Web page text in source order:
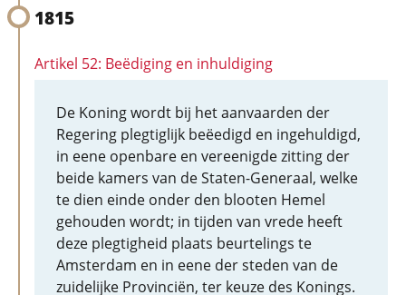
1815
Artikel 52: Beëdiging en inhuldiging
De Koning wordt bij het aanvaarden der
Regering plegtiglijk beëedigd en ingehuldigd,
in eene openbare en vereenigde zitting der
beide kamers van de Staten-Generaal, welke
te dien einde onder den blooten Hemel
gehouden wordt; in tijden van vrede heeft
deze plegtigheid plaats beurtelings te
Amsterdam en in eene der steden van de
zuidelijke Provinciën, ter keuze des Konings.